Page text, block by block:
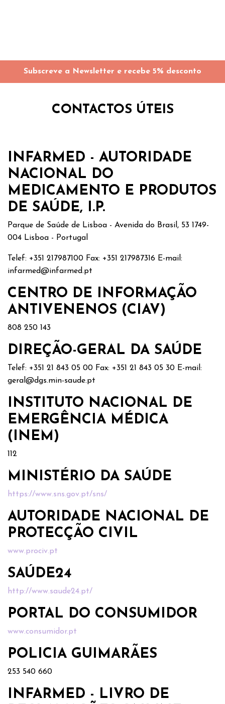
Subscreve a Newsletter e recebe 5% desconto
CONTACTOS ÚTEIS
INFARMED - AUTORIDADE
NACIONAL DO
MEDICAMENTO E PRODUTOS
DE SAÚDE, I.P.
Parque de Saúde de Lisboa - Avenida do Brasil, 53 1749-
004 Lisboa - Portugal
Telef: +351 217987100 Fax: +351 217987316 E-mail:
infarmed@infarmed.pt
CENTRO DE INFORMAÇÃO
ANTIVENENOS (CIAV)
808 250 143
DIREÇÃO-GERAL DA SAÚDE
Telef: +351 21 843 05 00 Fax: +351 21 843 05 30 E-mail:
geral@dgs.min-saude.pt
INSTITUTO NACIONAL DE
EMERGÊNCIA MÉDICA
(INEM)
112
MINISTÉRIO DA SAÚDE
https://www.sns.gov.pt/sns/
AUTORIDADE NACIONAL DE
PROTECÇÃO CIVIL
www.prociv.pt
SAÚDE24
http://www.saude24.pt/
PORTAL DO CONSUMIDOR
www.consumidor.pt
POLICIA GUIMARÃES
253 540 660
INFARMED - LIVRO DE